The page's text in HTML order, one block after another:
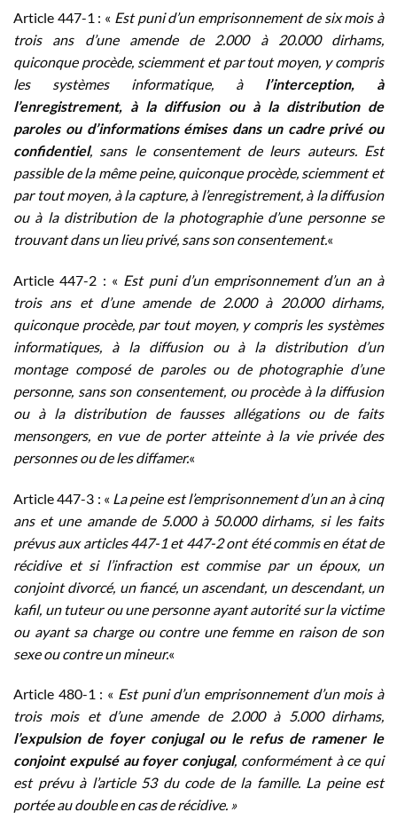
Article 447-1 : « Est puni d’un emprisonnement de six mois à
trois ans d’une amende de 2.000 à 20.000 dirhams,
quiconque procède, sciemment et par tout moyen, y compris
les systèmes informatique, à l’interception, à
l’enregistrement, à la diffusion ou à la distribution de
paroles ou d’informations émises dans un cadre privé ou
confidentiel, sans le consentement de leurs auteurs. Est
passible de la même peine, quiconque procède, sciemment et
par tout moyen, à la capture, à l’enregistrement, à la diffusion
ou à la distribution de la photographie d’une personne se
trouvant dans un lieu privé, sans son consentement.«
Article 447-2 : « Est puni d’un emprisonnement d’un an à
trois ans et d’une amende de 2.000 à 20.000 dirhams,
quiconque procède, par tout moyen, y compris les systèmes
informatiques, à la diffusion ou à la distribution d’un
montage composé de paroles ou de photographie d’une
personne, sans son consentement, ou procède à la diffusion
ou à la distribution de fausses allégations ou de faits
mensongers, en vue de porter atteinte à la vie privée des
personnes ou de les diffamer.«
Article 447-3 : « La peine est l’emprisonnement d’un an à cinq
ans et une amande de 5.000 à 50.000 dirhams, si les faits
prévus aux articles 447-1 et 447-2 ont été commis en état de
récidive et si l’infraction est commise par un époux, un
conjoint divorcé, un fiancé, un ascendant, un descendant, un
kafil, un tuteur ou une personne ayant autorité sur la victime
ou ayant sa charge ou contre une femme en raison de son
sexe ou contre un mineur.«
Article 480-1 : « Est puni d’un emprisonnement d’un mois à
trois mois et d’une amende de 2.000 à 5.000 dirhams,
l’expulsion de foyer conjugal ou le refus de ramener le
conjoint expulsé au foyer conjugal, conformément à ce qui
est prévu à l’article 53 du code de la famille. La peine est
portée au double en cas de récidive. »